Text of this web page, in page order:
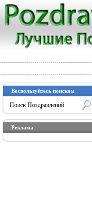
Воспользуйтесь поиском
Реклама